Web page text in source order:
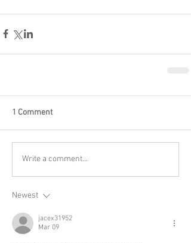
1 Comment
Write a comment...
Newest
jacex31952
Mar 09